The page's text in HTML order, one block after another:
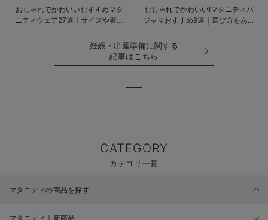
おしゃれでかわいいおすすめマタ
ニティウェア27選！サイズや着る
おしゃれでかわいい!マタニティパ
ジャマおすすめ9選｜選び方もあわ
妊娠・出産準備に関する
記事はこちら
CATEGORY
カテゴリ一覧
マタニティの商品を探す
マタニティ｜新商品